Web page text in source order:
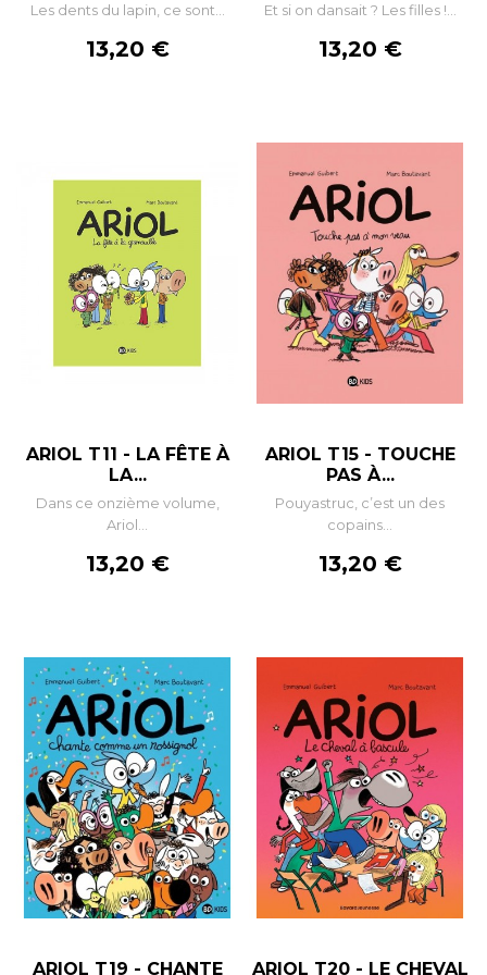
Les dents du lapin, ce sont...
Prix
13,20 €
Et si on dansait ? Les filles !...
Prix
13,20 €
ARIOL T11 - LA FÊTE À
LA...
Dans ce onzième volume,
Ariol...
Prix
13,20 €
ARIOL T15 - TOUCHE
PAS À...
Pouyastruc, c’est un des
copains...
Prix
13,20 €
ARIOL T19 - CHANTE
ARIOL T20 - LE CHEVAL